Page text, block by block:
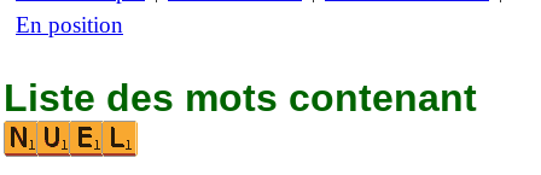
En position
Liste des mots contenant